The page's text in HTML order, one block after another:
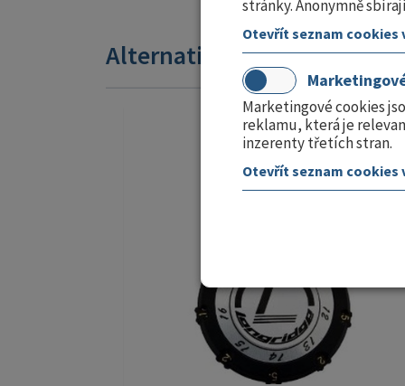
stránky. Anonymně
Otevřít seznam cookies
Marketingové cookies
reklamu, která je
inzerenty třetích stran.
Otevřít seznam cookies
Alternativní produkty